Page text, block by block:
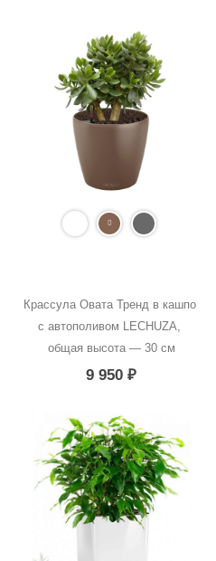
Крассула Овата Тренд в кашпо
с автополивом LECHUZA,
общая высота — 30 см
9 950₽